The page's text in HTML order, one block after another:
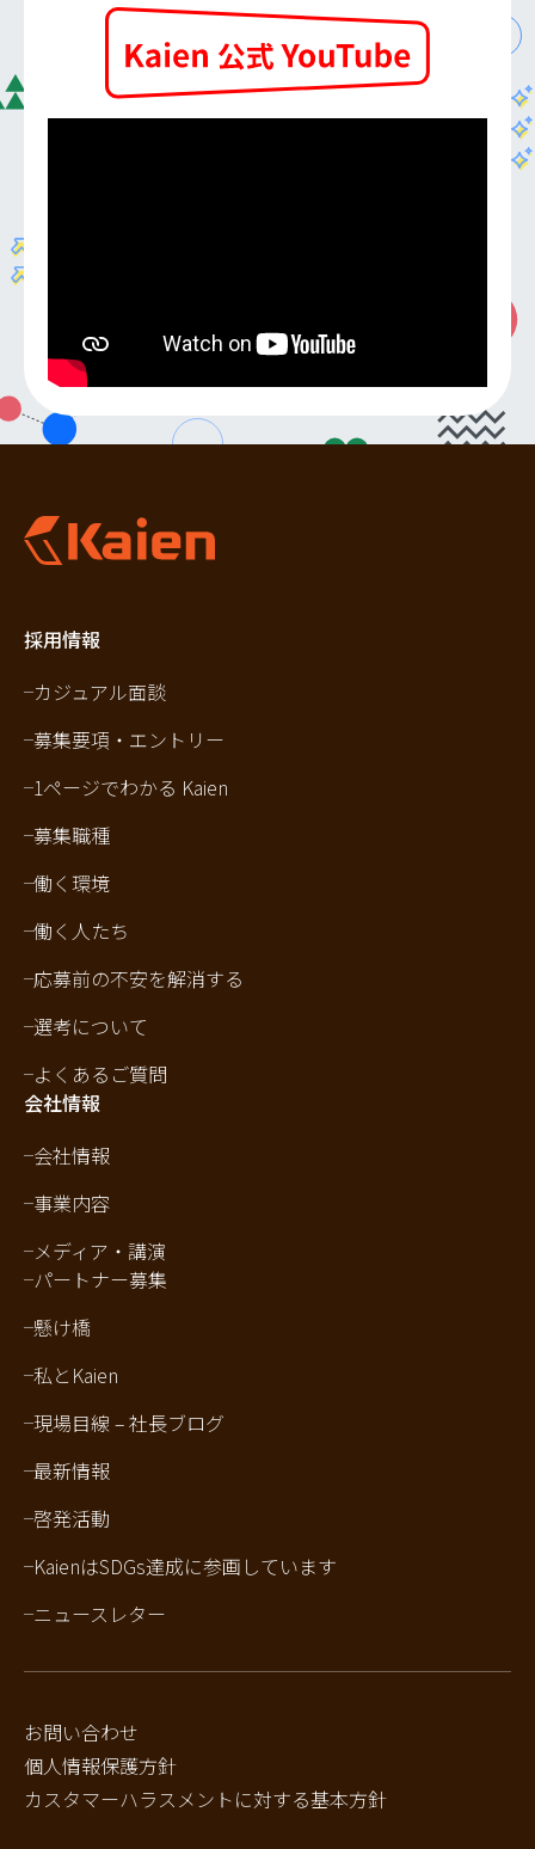
採用情報
カジュアル面談
募集要項・エントリー
1ページでわかる Kaien
募集職種
働く環境
働く人たち
応募前の不安を解消する
選考について
よくあるご質問
会社情報
会社情報
事業内容
メディア・講演
パートナー募集
懸け橋
私とKaien
現場目線 – 社長ブログ
最新情報
啓発活動
KaienはSDGs達成に参画しています
ニュースレター
お問い合わせ
個人情報保護方針
カスタマーハラスメントに対する基本方針